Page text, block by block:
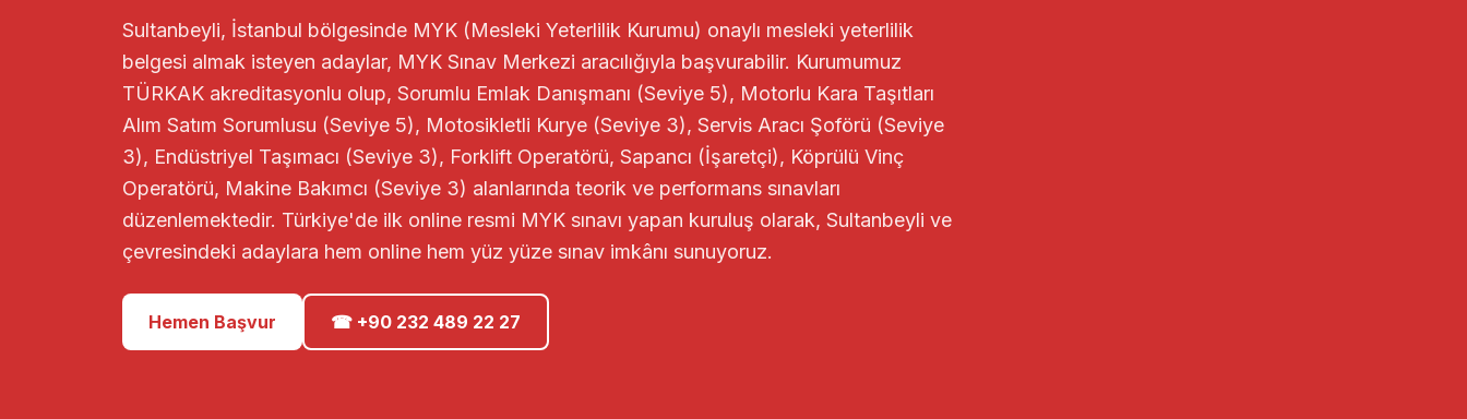
Sultanbeyli, İstanbul bölgesinde MYK (Mesleki Yeterlilik Kurumu) onaylı mesleki yeterlilik
belgesi almak isteyen adaylar, MYK Sınav Merkezi aracılığıyla başvurabilir. Kurumumuz
TÜRKAK akreditasyonlu olup, Sorumlu Emlak Danışmanı (Seviye 5), Motorlu Kara Taşıtları
Alım Satım Sorumlusu (Seviye 5), Motosikletli Kurye (Seviye 3), Servis Aracı Şoförü (Seviye
3), Endüstriyel Taşımacı (Seviye 3), Forklift Operatörü, Sapancı (İşaretçi), Köprülü Vinç
Operatörü, Makine Bakımcı (Seviye 3) alanlarında teorik ve performans sınavları
düzenlemektedir. Türkiye'de ilk online resmi MYK sınavı yapan kuruluş olarak, Sultanbeyli ve
çevresindeki adaylara hem online hem yüz yüze sınav imkânı sunuyoruz.
Hemen Başvur ☎ +90 232 489 22 27